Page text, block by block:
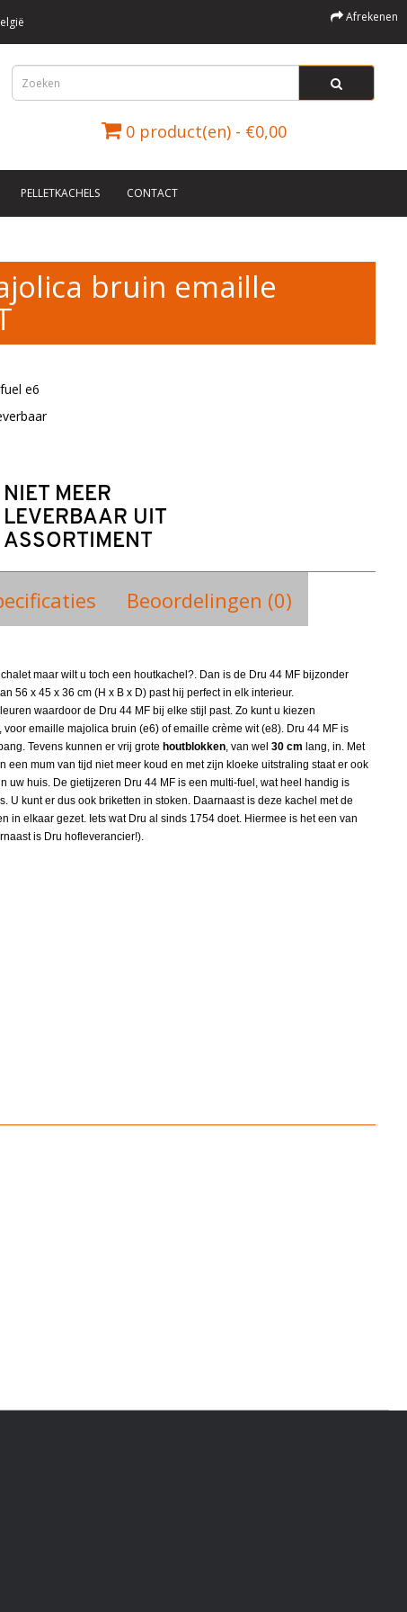
Afrekenen
0 product(en) - €0,00
PELLETKACHELS CONTACT
bruin emaille
e6
NIET MEER
LEVERBAAR UIT
ASSORTIMENT
Beoordelingen (0)
maar wilt u toch een houtkachel?. Dan is de Dru 44 MF bijzonder
56 x 45 x 36 cm (H x B x D) past hij perfect in elk interieur.
waardoor de Dru 44 MF bij elke stijl past. Zo kunt u kiezen
emaille majolica bruin (e6) of emaille crème wit (e8). Dru 44 MF is
Tevens kunnen er vrij grote houtblokken, van wel 30 cm lang, in. Met
een mum van tijd niet meer koud en met zijn kloeke uitstraling staat er ook
uw huis. De gietijzeren Dru 44 MF is een multi-fuel, wat heel handig is
U kunt er dus ook briketten in stoken. Daarnaast is deze kachel met de
in elkaar gezet. Iets wat Dru al sinds 1754 doet. Hiermee is het een van
is Dru hofleverancier!).